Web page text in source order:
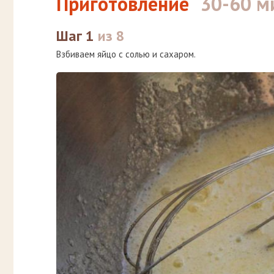
Шаг 1 из 8
Взбиваем яйцо с солью и сахаром.